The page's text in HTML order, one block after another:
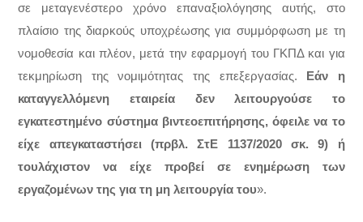
σε μεταγενέστερο χρόνο επαναξιολόγησης αυτής, στο
πλαίσιο της διαρκούς υποχρέωσης για συμμόρφωση με τη
νομοθεσία και πλέον, μετά την εφαρμογή του ΓΚΠΔ και για
τεκμηρίωση της νομιμότητας της επεξεργασίας. Εάν η
καταγγελλόμενη εταιρεία δεν λειτουργούσε το
εγκατεστημένο σύστημα βιντεοεπιτήρησης, όφειλε να το
είχε απεγκαταστήσει (πρβλ. ΣτΕ 1137/2020 σκ. 9) ή
τουλάχιστον να είχε προβεί σε ενημέρωση των
εργαζομένων της για τη μη λειτουργία του».